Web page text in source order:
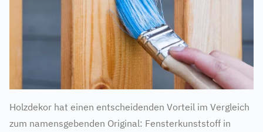
Holzdekor hat einen entscheidenden Vorteil im Vergleich
zum namensgebenden Original: Fensterkunststoff in